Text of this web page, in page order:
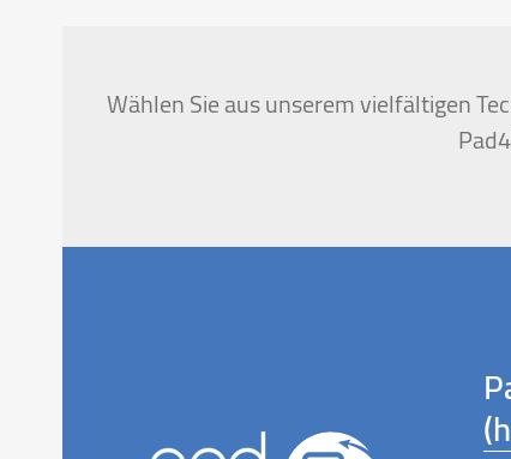
Wählen Sie aus unserem vielfältigen